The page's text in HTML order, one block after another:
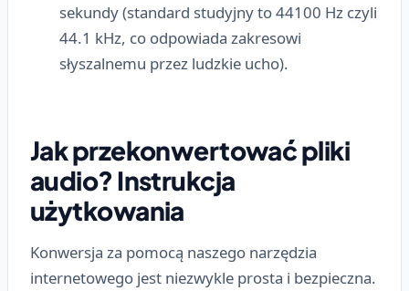
sekundy (standard studyjny to 44100 Hz czyli
44.1 kHz, co odpowiada zakresowi
słyszalnemu przez ludzkie ucho).
Jak przekonwertować pliki
audio? Instrukcja
użytkowania
Konwersja za pomocą naszego narzędzia
internetowego jest niezwykle prosta i bezpieczna.